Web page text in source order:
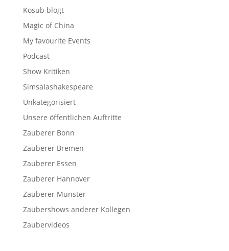
Kosub blogt
Magic of China
My favourite Events
Podcast
Show Kritiken
Simsalashakespeare
Unkategorisiert
Unsere öffentlichen Auftritte
Zauberer Bonn
Zauberer Bremen
Zauberer Essen
Zauberer Hannover
Zauberer Münster
Zaubershows anderer Kollegen
Zaubervideos